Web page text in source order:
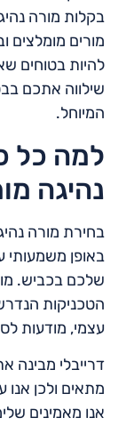
בקלות מורה
מורים מומלצים
להיות בטוחים
שילווה אתכם
המיוחל.
למה כל
נהיגה
בחירת מורה
באופן משמעותי
שלכם בכביש.
הטכניקות
עצמי, מודעות
דרייבלי מבינה
מתאים ולכן
אנו מאמינים